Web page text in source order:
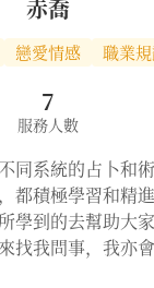
赤喬
戀愛情感 職業
7
服務人數
同系統的占卜和
都積極學習和精
學到的去幫助大
找我問事，我亦